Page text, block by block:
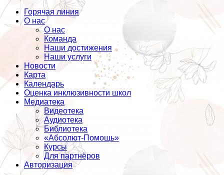
Горячая линия
О нас
О нас
Команда
Наши достижения
Наши услуги
Новости
Карта
Календарь
Оценка инклюзивности школ
Медиатека
Видеотека
Аудиотека
Библиотека
«Абсолют-Помощь»
Курсы
Для партнёров
Авторизация